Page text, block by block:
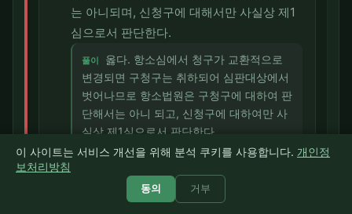
는 아니되며, 신청구에 대해서만 사실상 제1
심으로서 판단한다.
풀이
옳다. 항소심에서 청구가 교환적으로
변경되면 구청구는 취하되어 심판대상에서
벗어나므로 항소법원은 구청구에 대하여 판
단해서는 아니 되고, 신청구에 대하여만 사
실상 제1심으로서 판단한다.
제1심 법원에서 교환적 변경을 간과하여 신
청구에 대하여는 아무런 판단도 하지 아니한
이 사이트는 서비스 개선을 위해 분석 쿠키를 사용합니다. 개인정
보처리방침
동의 거부